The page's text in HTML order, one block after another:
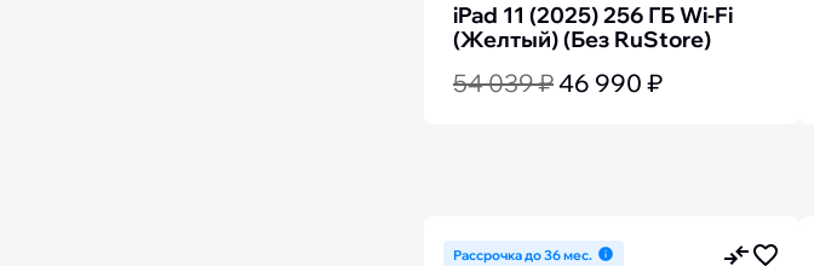
iPad 11 (2025) 256 ГБ Wi-Fi
(Желтый) (Без RuStore)
54 039 ₽46 990 ₽
Рассрочка до 36 мес.